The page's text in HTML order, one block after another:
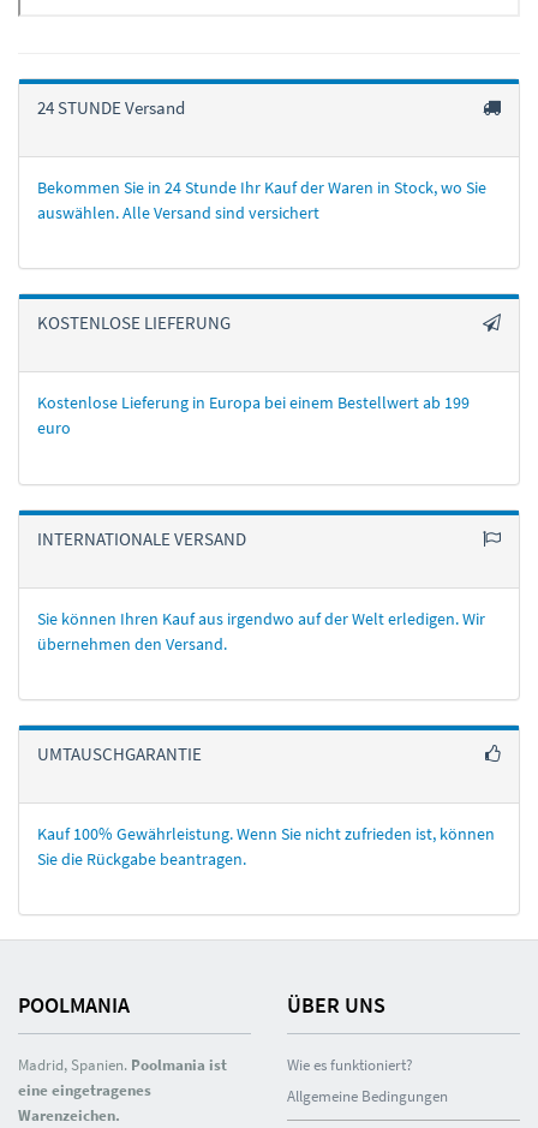
24 STUNDE Versand
Bekommen Sie in 24 Stunde Ihr Kauf der Waren in Stock, wo Sie
auswählen. Alle Versand sind versichert
KOSTENLOSE LIEFERUNG
Kostenlose Lieferung in Europa bei einem Bestellwert ab 199
euro
INTERNATIONALE VERSAND
Sie können Ihren Kauf aus irgendwo auf der Welt erledigen. Wir
übernehmen den Versand.
UMTAUSCHGARANTIE
Kauf 100% Gewährleistung. Wenn Sie nicht zufrieden ist, können
Sie die Rückgabe beantragen.
POOLMANIA
Madrid, Spanien. Poolmania ist
eine eingetragenes
Warenzeichen.
ÜBER UNS
Wie es funktioniert?
Allgemeine Bedingungen